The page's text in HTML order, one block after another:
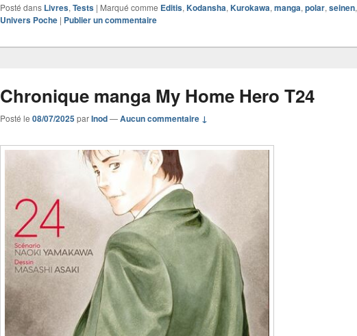
Posté dans Livres, Tests | Marqué comme Editis, Kodansha, Kurokawa, manga, polar, seinen,
Univers Poche | Publier un commentaire
Chronique manga My Home Hero T24
Posté le 08/07/2025parInod—Aucun commentaire ↓